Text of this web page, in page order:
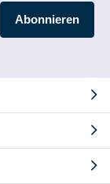
Abonnieren